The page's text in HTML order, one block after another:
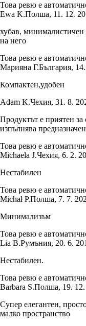
Това ревю е
Ewa K.Полша, 11. 12.
хубав, минималистичен
на него
Това ревю е
Марияна Г.България,
Компактен,удобен
Adam K.Чехия, 31. 8.
Продуктът е приятен
изпълнява
Това ревю е
Michaela J.Чехия, 6. 2.
Нестабилен
Това ревю е
Michał P.Полша, 7. 7.
Минимализъм
Това ревю е
Lia B.Румъния, 20. 6.
Нестабилен.
Това ревю е
Barbara S.Полша, 19.
Супер елегантен,
малко пространство